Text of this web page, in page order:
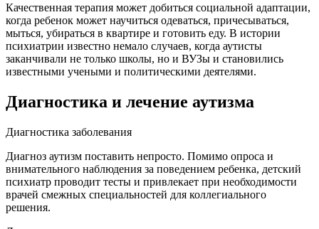
Качественная терапия может добиться социальной адаптации,
когда ребенок может научиться одеваться, причесываться,
мыться, убираться в квартире и готовить еду. В истории
психиатрии известно немало случаев, когда аутисты
заканчивали не только школы, но и ВУЗы и становились
известными учеными и политическими деятелями.
Диагностика и лечение аутизма
Диагностика заболевания
Диагноз аутизм поставить непросто. Помимо опроса и
внимательного наблюдения за поведением ребенка, детский
психиатр проводит тесты и привлекает при необходимости
врачей смежных специальностей для коллегиального
решения.